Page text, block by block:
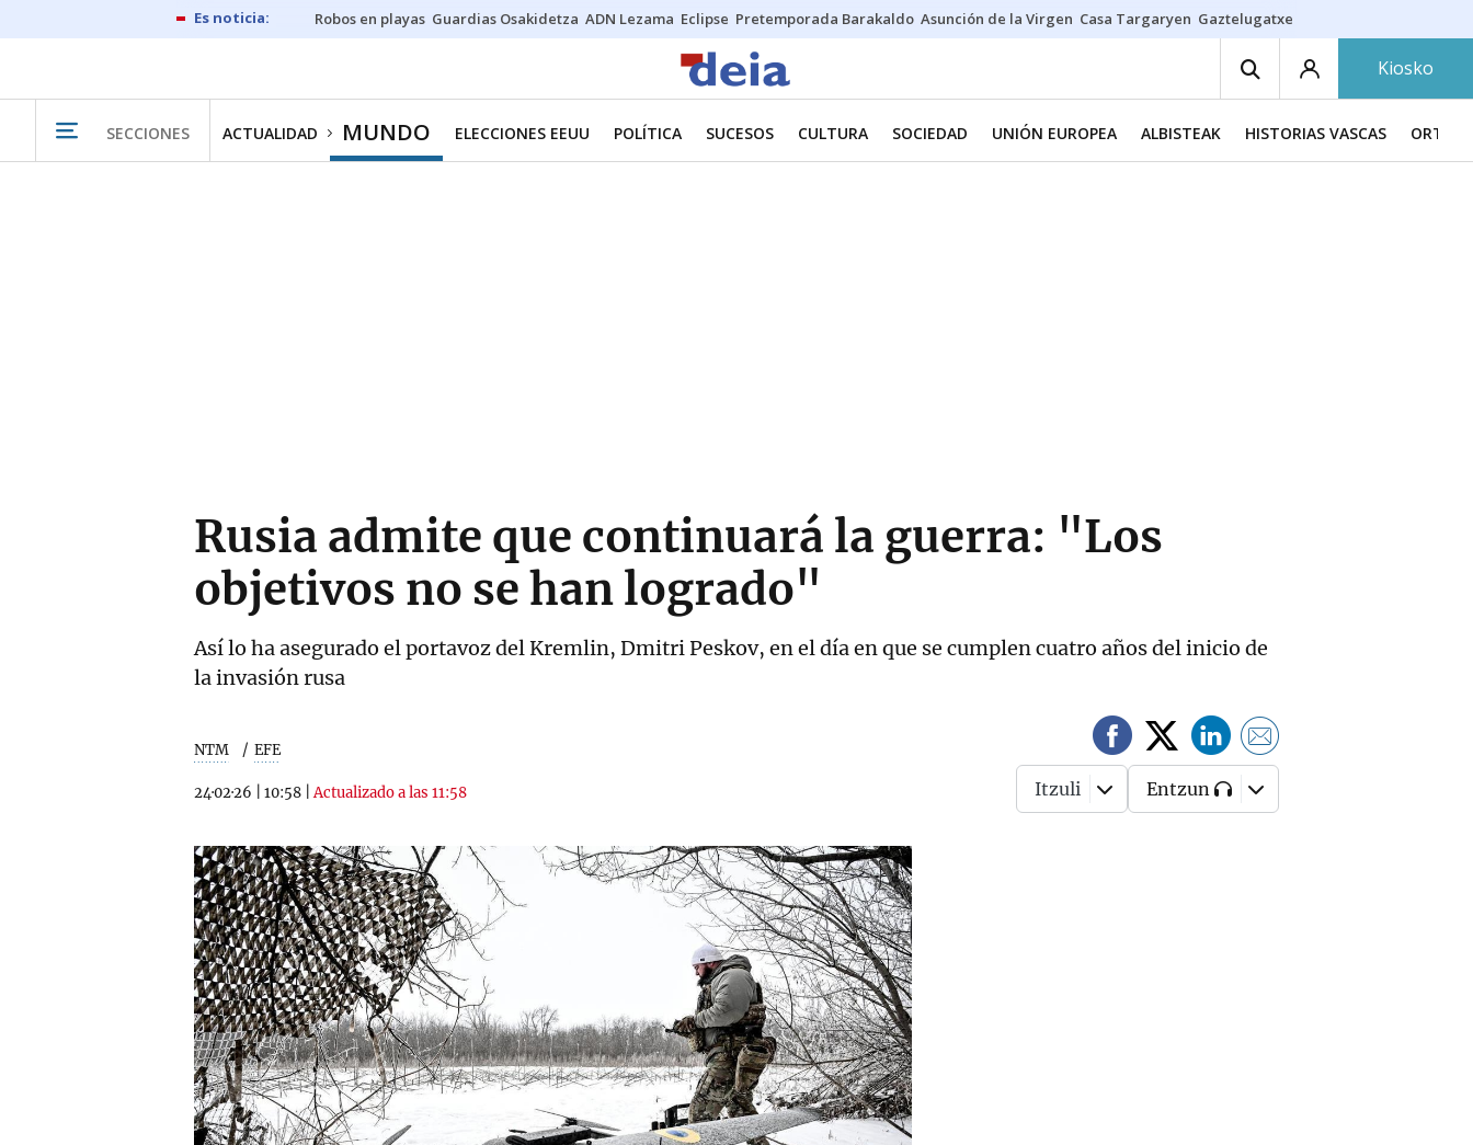
Robos en playas Guardias Osakidetza ADN Lezama Eclipse Pretemporada Barakaldo Asunción de la Virgen Casa Targaryen Gaztelugatxe
Kiosko
SECCIONES ACTUALIDAD MUNDO ELECCIONES EEUU POLÍTICA SUCESOS CULTURA SOCIEDAD UNIÓN EUROPEA ALBISTEAK HISTORIAS VASCAS
Rusia admite que continuará la guerra: "Los
objetivos no se han logrado"
Así lo ha asegurado el portavoz del Kremlin, Dmitri Peskov, en el día en que se cumplen cuatro años del inicio de
la invasión rusa
NTM EFE
24·02·26 10:58 |Actualizado a las 11:58 Itzuli Entzun